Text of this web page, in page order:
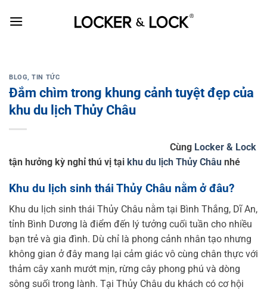
BLOG,TIN TỨC
Đắm chìm trong khung cảnh tuyệt đẹp của
khu du lịch Thủy Châu
Cùng Locker & Lock
tận hưởng kỳ nghỉ thú vị tại khu du lịch Thủy Châu nhé
Khu du lịch sinh thái Thủy Châu nằm ở đâu?
Khu du lịch sinh thái Thủy Châu nằm tại Bình Thắng, Dĩ An,
tỉnh Bình Dương là điểm đến lý tưởng cuối tuần cho nhiều
bạn trẻ và gia đình. Dù chỉ là phong cảnh nhân tạo nhưng
không gian ở đây mang lại cảm giác vô cùng chân thực với
thảm cây xanh mướt mịn, rừng cây phong phú và dòng
sông suối trong lành. Tại Thủy Châu du khách có cơ hội